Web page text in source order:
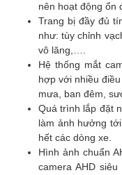
nên hoạt động ổn
Trang bị đầy đủ
như: tùy chỉnh
vô lăng,….
Hệ thống mắt
hợp với nhiều
mưa, ban đêm,
Quá trình lắp đặt
làm ảnh hưởng
hết các dòng xe.
Hình ảnh chuẩn
camera AHD